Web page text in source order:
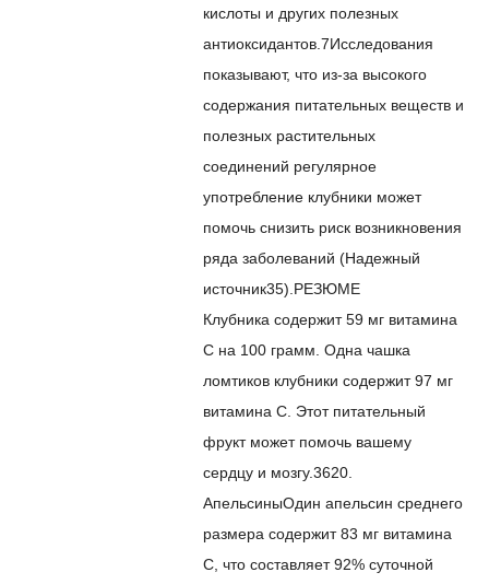
кислоты и других полезных
антиоксидантов. 7Исследования
показывают, что из-за высокого
содержания питательных веществ и
полезных растительных
соединений регулярное
употребление клубники может
помочь снизить риск возникновения
ряда заболеваний (Надежный
источник35). РЕЗЮМЕ
Клубника содержит 59 мг витамина
С на 100 грамм. Одна чашка
ломтиков клубники содержит 97 мг
витамина С. Этот питательный
фрукт может помочь вашему
сердцу и мозгу.3620.
АпельсиныОдин апельсин среднего
размера содержит 83 мг витамина
С, что составляет 92% суточной